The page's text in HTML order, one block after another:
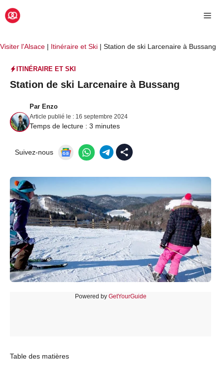
Aller
au
Visiter l'Alsace | Itinéraire et Ski | Station de ski Larcenaire à Bussang
ITINÉRAIRE ET SKI
Station de ski Larcenaire à Bussang
Par Enzo
Article publié le : 16 septembre 2024
Temps de lecture : 3 minutes
Suivez-nous
Powered by GetYourGuide
Table des matières